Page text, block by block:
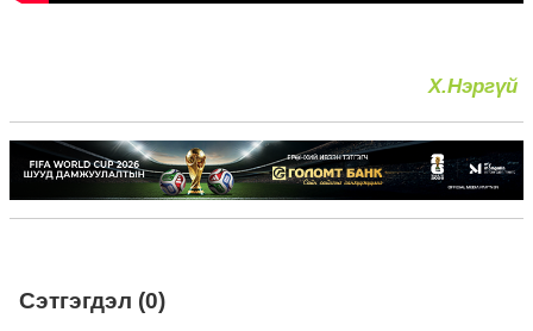
Х.Нэргүй
Сэтгэгдэл (0)